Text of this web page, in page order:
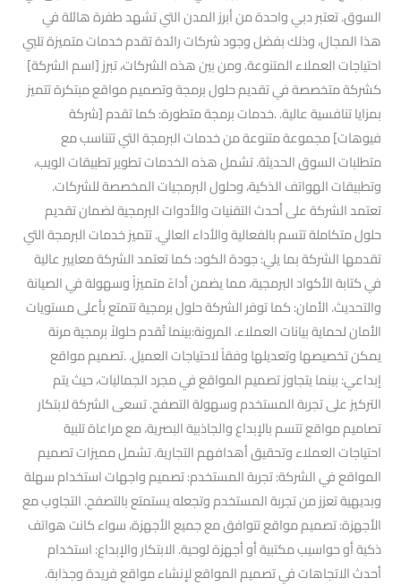
السوق. تعتبر دبي واحدة من أبرز المدن التي تشهد طفرة هائلة في
هذا المجال، وذلك بفضل وجود شركات رائدة تقدم خدمات متميزة تلبي
احتياجات العملاء المتنوعة. ومن بين هذه الشركات، تبرز [اسم الشركة]
كشركة متخصصة في تقديم حلول برمجة وتصميم مواقع مبتكرة تتميز
بمزايا تنافسية عالية. .خدمات برمجة متطورة: كما تقدم [شركة
فيوهات] مجموعة متنوعة من خدمات البرمجة التي تتناسب مع
متطلبات السوق الحديثة. تشمل هذه الخدمات تطوير تطبيقات الويب،
وتطبيقات الهواتف الذكية، وحلول البرمجيات المخصصة للشركات.
تعتمد الشركة على أحدث التقنيات والأدوات البرمجية لضمان تقديم
حلول متكاملة تتسم بالفعالية والأداء العالي. تتميز خدمات البرمجة التي
تقدمها الشركة بما يلي: جودة الكود: كما تعتمد الشركة معايير عالية
في كتابة الأكواد البرمجية، مما يضمن أداءً متميزاً وسهولة في الصيانة
والتحديث. الأمان: كما توفر الشركة حلول برمجية تتمتع بأعلى مستويات
الأمان لحماية بيانات العملاء. المرونة:بينما تُقدم حلولاً برمجية مرنة
يمكن تخصيصها وتعديلها وفقاً لاحتياجات العميل. .تصميم مواقع
إبداعي: بينما يتجاوز تصميم المواقع في مجرد الجماليات، حيث يتم
التركيز على تجربة المستخدم وسهولة التصفح. تسعى الشركة لابتكار
تصاميم مواقع تتسم بالإبداع والجاذبية البصرية، مع مراعاة تلبية
احتياجات العملاء وتحقيق أهدافهم التجارية. تشمل مميزات تصميم
المواقع في الشركة: تجربة المستخدم: تصميم واجهات استخدام سهلة
وبديهية تعزز من تجربة المستخدم وتجعله يستمتع بالتصفح. التجاوب مع
الأجهزة: تصميم مواقع تتوافق مع جميع الأجهزة، سواء كانت هواتف
ذكية أو حواسيب مكتبية أو أجهزة لوحية. الابتكار والإبداع: استخدام
أحدث الاتجاهات في تصميم المواقع لإنشاء مواقع فريدة وجذابة.